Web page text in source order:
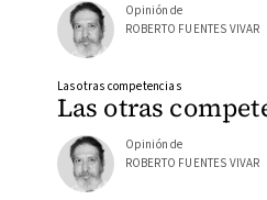
Opinión de
ROBERTO FUENTES VIVAR
Las otras
Las otras competencias
Opinión de
ROBERTO FUENTES VIVAR